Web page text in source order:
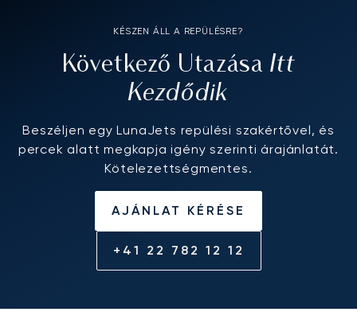
KÉSZEN ÁLL A REPÜLÉSRE?
Következő Utazása Itt
Kezdődik
Beszéljen egy LunaJets repülési szakértővel, és
percek alatt megkapja igény szerinti árajánlatát.
Kötelezettségmentes.
AJÁNLAT KÉRÉSE
+41 22 782 12 12